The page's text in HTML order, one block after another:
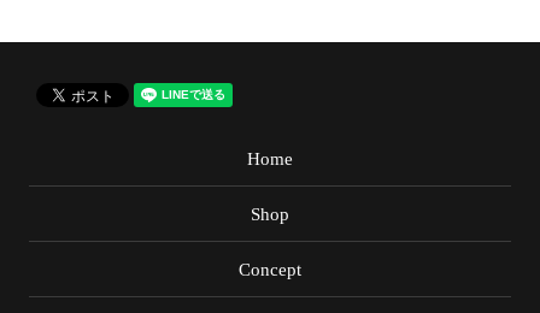
Home
Shop
Concept